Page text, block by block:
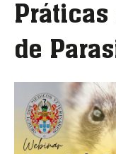
Práticas
de